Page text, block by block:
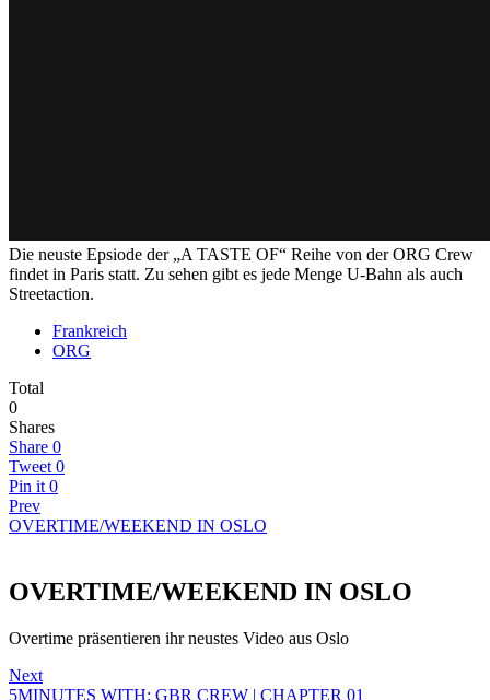
Die neuste Epsiode der „A TASTE OF“ Reihe von der ORG Crew
findet in Paris statt. Zu sehen gibt es jede Menge U-Bahn als auch
Streetaction.
Frankreich
ORG
Total
0
Shares
Share 0
Tweet 0
Pin it 0
Prev
OVERTIME/WEEKEND IN OSLO
OVERTIME/WEEKEND IN OSLO
Overtime präsentieren ihr neustes Video aus Oslo
Next
5MINUTES WITH: GBR CREW | CHAPTER 01